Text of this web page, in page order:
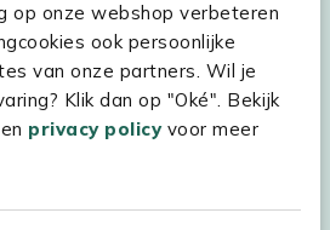
op onze webshop verbeteren
ook persoonlijke
van onze partners. Wil je
Klik dan op "Oké". Bekijk
en privacy policyvoor meer